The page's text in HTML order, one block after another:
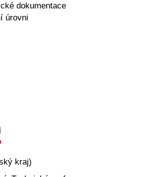
dokumentace
úrovni
kraj)